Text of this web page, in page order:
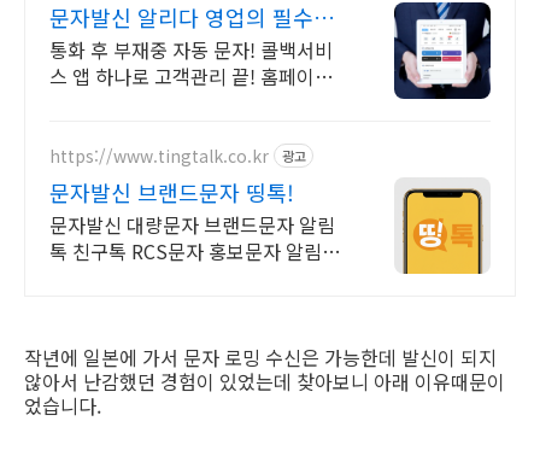
문자발신 알리다 영업의 필수템
콜백 서비스!
통화 후 부재중 자동 문자! 콜백서비
스 앱 하나로 고객관리 끝! 홈페이지
https://www.tingtalk.co.kr 광고
문자발신 브랜드문자 띵톡!
문자발신 대량문자 브랜드문자 알림
톡 친구톡 RCS문자 홍보문자 알림문
작년에 일본에 가서 문자 로밍 수신은 가능한데 발신이 되지
않아서 난감했던 경험이 있었는데 찾아보니 아래 이유때문이
었습니다.